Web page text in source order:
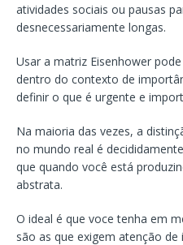
atividades sociais ou pausas
desnecessariamente longas.
Usar a matriz Eisenhower
dentro do contexto de
definir o que é urgente e
Na maioria das vezes, a
no mundo real é
que quando você está
abstrata.
O ideal é que voce tenha em
são as que exigem atenção